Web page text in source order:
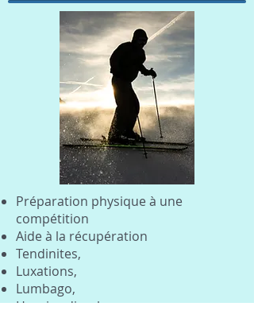
Préparation physique à une
compétition
Aide à la récupération
Tendinites,
Luxations,
Lumbago,
Hernies discales,